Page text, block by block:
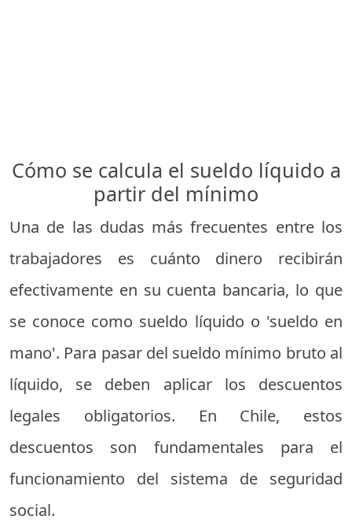
Cómo se calcula el sueldo líquido a
partir del mínimo
Una de las dudas más frecuentes entre los
trabajadores es cuánto dinero recibirán
efectivamente en su cuenta bancaria, lo que
se conoce como sueldo líquido o 'sueldo en
mano'. Para pasar del sueldo mínimo bruto al
líquido, se deben aplicar los descuentos
legales obligatorios. En Chile, estos
descuentos son fundamentales para el
funcionamiento del sistema de seguridad
social.